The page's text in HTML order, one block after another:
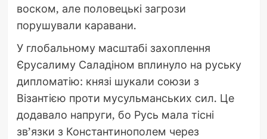
воском, але половецькі загрози
порушували каравани.
У глобальному масштабі захоплення
Єрусалиму Саладіном вплинуло на руську
дипломатію: князі шукали союзи з
Візантією проти мусульманських сил. Це
додавало напруги, бо Русь мала тісні
зв’язки з Константинополем через